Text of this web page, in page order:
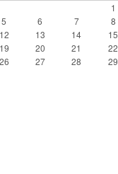
1
5 6 7 8
12 13 14 15
19 20 21 22
26 27 28 29